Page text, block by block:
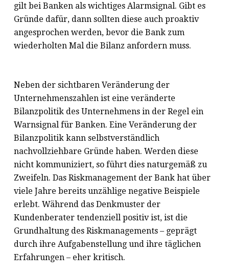
gilt bei Banken als wichtiges Alarmsignal. Gibt es
Gründe dafür, dann sollten diese auch proaktiv
angesprochen werden, bevor die Bank zum
wiederholten Mal die Bilanz anfordern muss.
Neben der sichtbaren Veränderung der
Unternehmenszahlen ist eine veränderte
Bilanzpolitik des Unternehmens in der Regel ein
Warnsignal für Banken. Eine Veränderung der
Bilanzpolitik kann selbstverständlich
nachvollziehbare Gründe haben. Werden diese
nicht kommuniziert, so führt dies naturgemäß zu
Zweifeln. Das Riskmanagement der Bank hat über
viele Jahre bereits unzählige negative Beispiele
erlebt. Während das Denkmuster der
Kundenberater tendenziell positiv ist, ist die
Grundhaltung des Riskmanagements – geprägt
durch ihre Aufgabenstellung und ihre täglichen
Erfahrungen – eher kritisch.